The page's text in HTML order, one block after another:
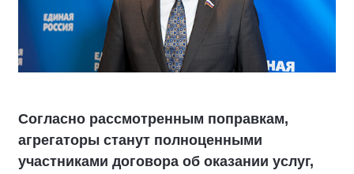
Согласно рассмотренным поправкам,
агрегаторы станут полноценными
участниками договора об оказании услуг,